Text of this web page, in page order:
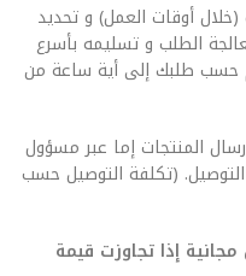
أوقات العمل) و تحديد
الطلب و تسليمه بأسرع
حسب طلبك إلى أية ساعة من
المنتجات إما عبر مسؤول
(تكلفة التوصيل حسب
إذا تجاوزت قيمة